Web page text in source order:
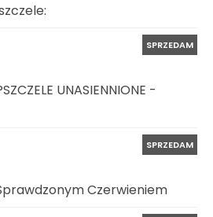
SPRZEDAM
UNASIENNIONE -
SPRZEDAM
Czerwieniem